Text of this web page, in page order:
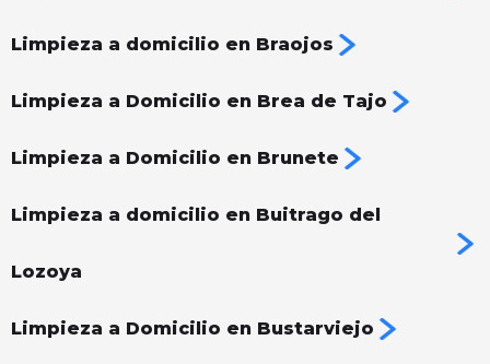
Limpieza a domicilio en Braojos
Limpieza a Domicilio en Brea de Tajo
Limpieza a Domicilio en Brunete
Limpieza a domicilio en Buitrago del
Lozoya
Limpieza a Domicilio en Bustarviejo